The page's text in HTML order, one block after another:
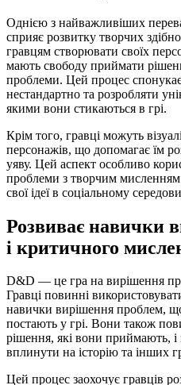
Однією з найважливіших
сприяє розвитку творчих
гравцям створювати своїх
мають свободу приймати
проблеми. Цей процес
нестандартно та розробляти
якими вони стикаються в грі.
Крім того, гравці можуть
персонажів, що допомагає їм
уяву. Цей аспект особливо
проблеми з творчим
свої ідеї в соціальному
Розвиває навички
і критичного
D&D — це гра на вирішення
Гравці повинні
навички вирішення проблем,
постають у грі. Вони також
рішення, які вони приймають,
вплинути на історію та інших
Цей процес заохочує гравців